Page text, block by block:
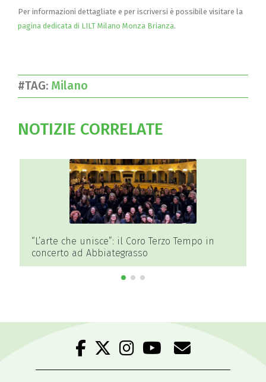
Per informazioni dettagliate e per iscriversi è possibile visitare la
pagina dedicata di LILT Milano Monza Brianza.
#TAG: Milano
NOTIZIE CORRELATE
“L’arte che unisce”: il Coro Terzo Tempo in
concerto ad Abbiategrasso